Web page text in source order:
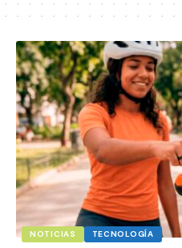
NOTICIAS TECNOLOGÍA